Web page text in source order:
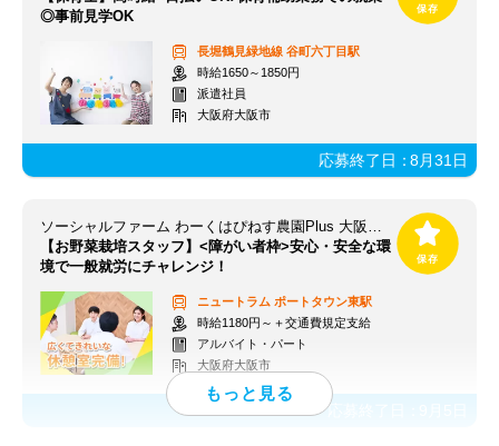
◎事前見学OK
長堀鶴見緑地線 谷町六丁目駅
時給1650～1850円
派遣社員
大阪府大阪市
応募終了日：8月31日
ソーシャルファーム わーくはぴねす農園Plus 大阪第3【求人番号13666】
【お野菜栽培スタッフ】<障がい者枠>安心・安全な環
境で一般就労にチャレンジ！
ニュートラム ポートタウン東駅
時給1180円～＋交通費規定支給
アルバイト・パート
大阪府大阪市
応募終了日：